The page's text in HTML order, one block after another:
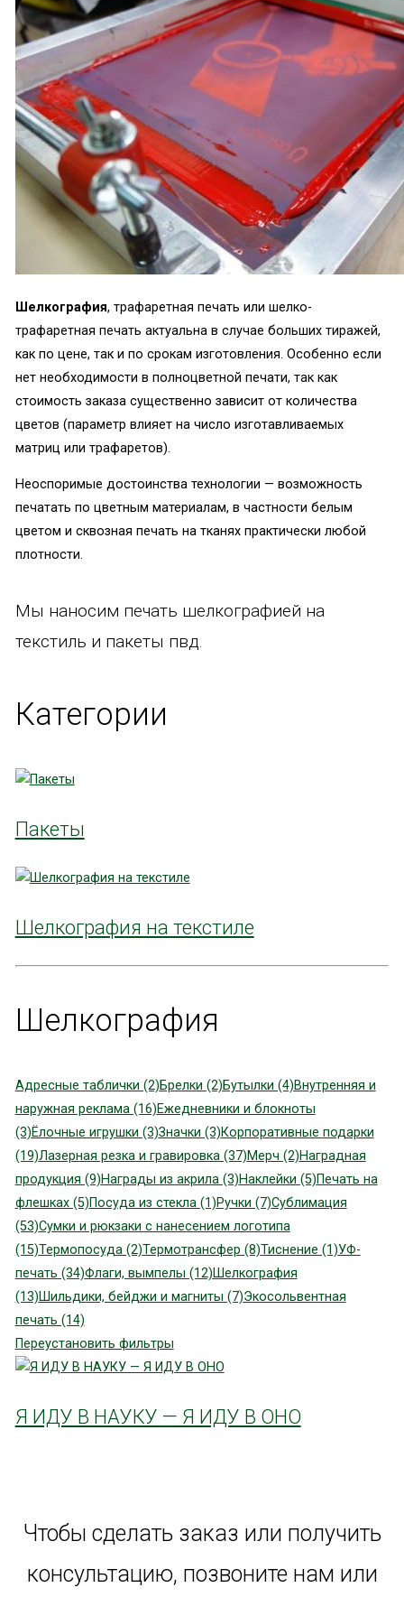
Шелкография, трафаретная печать или шелко-
трафаретная печать актуальна в случае больших тиражей,
как по цене, так и по срокам изготовления. Особенно если
нет необходимости в полноцветной печати, так как
стоимость заказа существенно зависит от количества
цветов (параметр влияет на число изготавливаемых
матриц или трафаретов).
Неоспоримые достоинства технологии — возможность
печатать по цветным материалам, в частности белым
цветом и сквозная печать на тканях практически любой
плотности.
Мы наносим печать шелкографией на
текстиль и пакеты пвд.
Категории
Пакеты
Шелкография на текстиле
Шелкография
Адресные таблички (2)Брелки (2)Бутылки (4)Внутренняя и
наружная реклама (16)Ежедневники и блокноты
(3)Ёлочные игрушки (3)Значки (3)Корпоративные подарки
(19)Лазерная резка и гравировка (37)Мерч (2)Наградная
продукция (9)Награды из акрила (3)Наклейки (5)Печать на
флешках (5)Посуда из стекла (1)Ручки (7)Сублимация
(53)Сумки и рюкзаки с нанесением логотипа
(15)Термопосуда (2)Термотрансфер (8)Тиснение (1)УФ-
печать (34)Флаги, вымпелы (12)Шелкография
(13)Шильдики, бейджи и магниты (7)Экосольвентная
печать (14)
Переустановить фильтры
Я ИДУ В НАУКУ — Я ИДУ В ОНО
Чтобы сделать заказ или получить
консультацию, позвоните нам или